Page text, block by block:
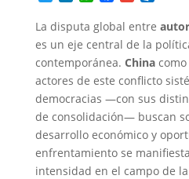
i
t
e
r
n
k
e
d
I
n
a
t
s
A
p
p
c
b
o
o
k
a
l
t
o
o
k
.
c
o
m
La disputa global entre
es un eje central de la
contemporánea. Chinacomo
actores de este conflicto
democracias —con sus
de consolidación— buscan
desarrollo económico y
enfrentamiento se
intensidad en el campo de la